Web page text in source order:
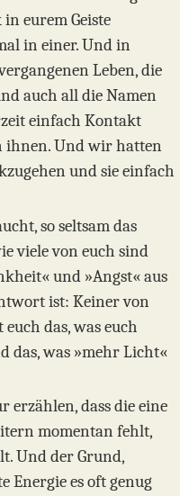
eurem Geiste
in einer. Und in
Leben, die
auch all die Namen
einfach Kontakt
ihnen. Und wir hatten
und sie einfach
so seltsam das
viele von euch sind
und »Angst« aus
ist: Keiner von
das, was euch
das, was »mehr Licht«
erzählen, dass die eine
momentan fehlt,
Und der Grund,
Energie es oft genug